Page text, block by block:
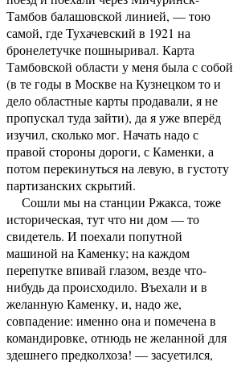
Тамбов балашовской линией, — тою
самой, где Тухачевский в 1921 на
бронелетучке пошныривал. Карта
Тамбовской области у меня была с собой
(в те годы в Москве на Кузнецком то и
дело областные карты продавали, я не
пропускал туда зайти), да я уже вперёд
изучил, сколько мог. Начать надо с
правой стороны дороги, с Каменки, а
потом перекинуться на левую, в густоту
партизанских скрытий.
Сошли мы на станции Ржакса, тоже
историческая, тут что ни дом — то
свидетель. И поехали попутной
машиной на Каменку; на каждом
перепутке впивай глазом, везде что-
нибудь да происходило. Въехали и в
желанную Каменку, и, надо же,
совпадение: именно она и помечена в
командировке, отнюдь не желанной для
здешнего предколхоза! — засуетился,